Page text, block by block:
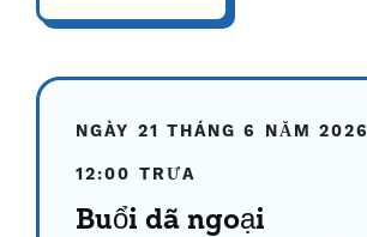
NGÀY 21 THÁNG 6 NĂM 2026
12:00 TRƯA
Buổi dã ngoại